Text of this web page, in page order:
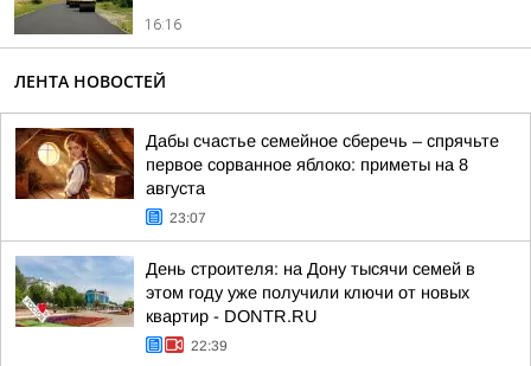
16:16
ЛЕНТА НОВОСТЕЙ
Дабы счастье семейное сберечь – спрячьте
первое сорванное яблоко: приметы на 8
августа
23:07
День строителя: на Дону тысячи семей в
этом году уже получили ключи от новых
квартир - DONTR.RU
22:39